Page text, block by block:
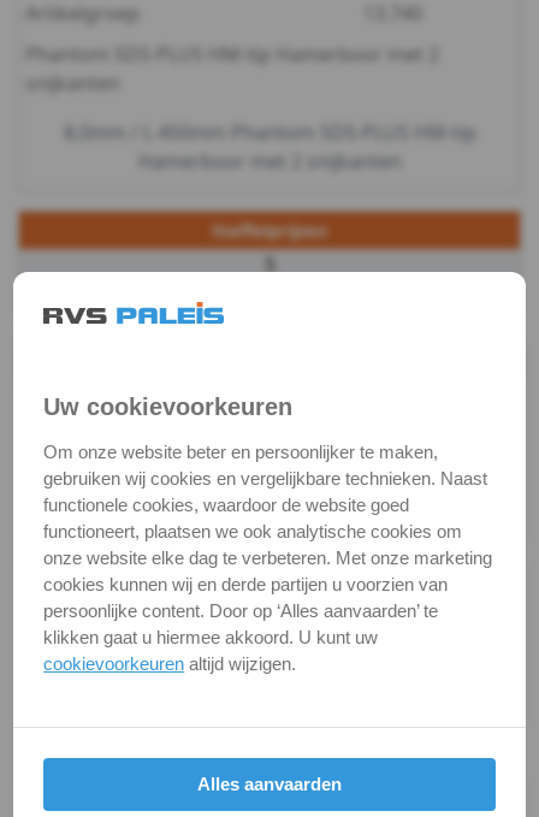
-
Seilflechter
8,0mm / L 450mm Phantom SDS-PLUS HM-tip
Hamerboor met 2 snijkanten
Artikelgroep
Phantom SDS-PLUS HM-tip Hamerboor met 2
snijkanten
Staffelprijzen
€ 15,75 excl.btw
Productnaam
Categorie
Metaalbewerking
DIN / Artikelnummer
P 13740
Kwaliteit
HM-tip
Alle maten zijn in millimeters.
Foto's van producten zijn alleen illustraties en
kunnen soms afwijken van het werkelijke object. Het
verandert niets aan hun fundamentele
Productafbeeldingen
Uw cookievoorkeuren
Om onze website beter en persoonlijker te maken,
gebruiken wij cookies en vergelijkbare technieken. Naast
functionele cookies, waardoor de website goed
functioneert, plaatsen we ook analytische cookies om
onze website elke dag te verbeteren. Met onze marketing
cookies kunnen wij en derde partijen u voorzien van
persoonlijke content. Door op ‘Alles aanvaarden’ te
klikken gaat u hiermee akkoord. U kunt uw
cookievoorkeuren altijd wijzigen.
Alles aanvaarden